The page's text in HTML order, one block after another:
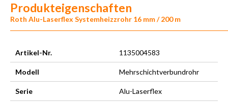
Produkteigenschaften
Roth Alu-Laserflex Systemheizzrohr 16 mm / 200 m
Artikel-Nr. 1135004583
Modell Mehrschichtverbundrohr
Serie Alu-Laserflex